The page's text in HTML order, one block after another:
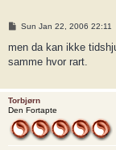
P
s
Sun Jan 22, 2006 22:11
men da kan ikke
samme hvor rart.
Torbjørn
Den Fortapte